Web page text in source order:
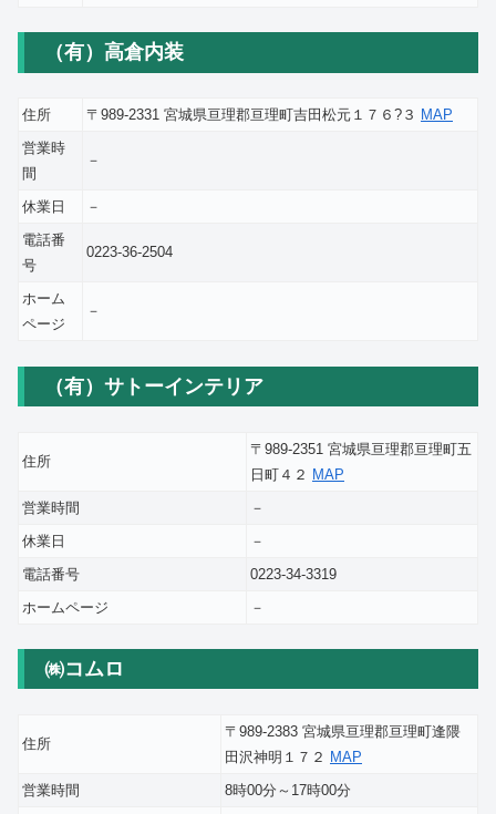
（有）高倉内装
住所 〒989-2331 宮城県亘理郡亘理町吉田松元１７６?３ MAP
営業時
間
－
休業日
－
電話番
号
0223-36-2504
ホーム
ページ
－
（有）サトーインテリア
住所
〒989-2351 宮城県亘理郡亘理町五
日町４２ MAP
営業時間
－
休業日
－
電話番号
0223-34-3319
ホームページ
－
㈱コムロ
住所
〒989-2383 宮城県亘理郡亘理町逢隈
田沢神明１７２ MAP
営業時間
8時00分～17時00分